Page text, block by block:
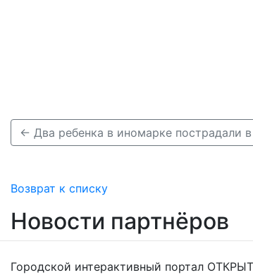
← Два ребенка в иномарке пострадали
Возврат к списку
Новости партнёров
Городской интерактивный портал